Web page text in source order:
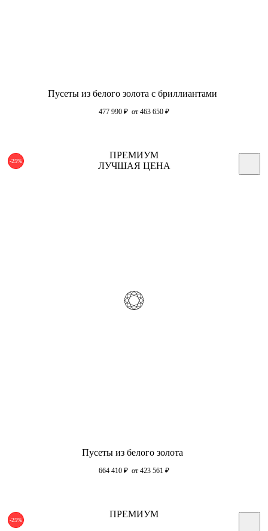
Пусеты из белого золота с бриллиантами
477 990 ₽ от 463 650 ₽
-25%
ПРЕМИУМ
ЛУЧШАЯ ЦЕНА
Пусеты из белого золота
664 410 ₽ от 423 561 ₽
-25%
ПРЕМИУМ